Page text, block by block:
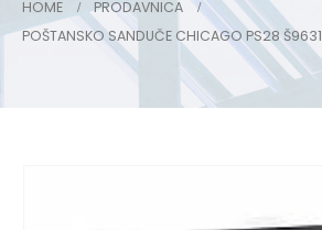
HOME
PRODAVNICA
POŠTANSKO SANDUČE CHICAGO PS28 Š9631